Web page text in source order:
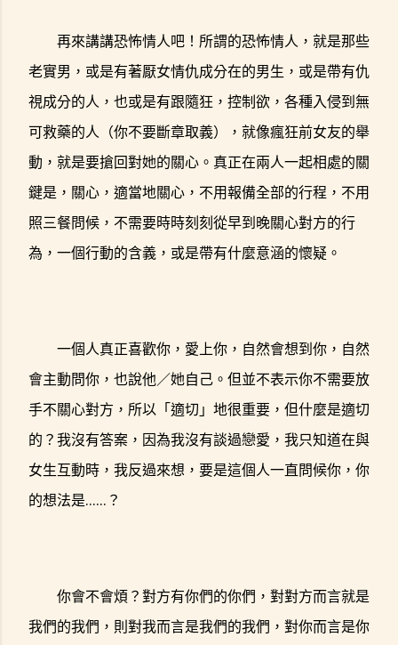
再來講講恐怖情人吧！所謂的恐怖情人，就是那些
老實男，或是有著厭女情仇成分在的男生，或是帶有仇
視成分的人，也或是有跟隨狂，控制欲，各種入侵到無
可救藥的人（你不要斷章取義），就像瘋狂前女友的舉
動，就是要搶回對她的關心。真正在兩人一起相處的關
鍵是，關心，適當地關心，不用報備全部的行程，不用
照三餐問候，不需要時時刻刻從早到晚關心對方的行
為，一個行動的含義，或是帶有什麼意涵的懷疑。
一個人真正喜歡你，愛上你，自然會想到你，自然
會主動問你，也說他／她自己。但並不表示你不需要放
手不關心對方，所以「適切」地很重要，但什麼是適切
的？我沒有答案，因為我沒有談過戀愛，我只知道在與
女生互動時，我反過來想，要是這個人一直問候你，你
的想法是......？
你會不會煩？對方有你們的你們，對對方而言就是
我們的我們，則對我而言是我們的我們，對你而言是你